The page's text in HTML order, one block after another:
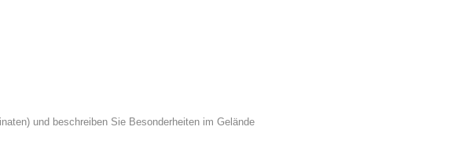
und beschreiben Sie Besonderheiten im Gelände